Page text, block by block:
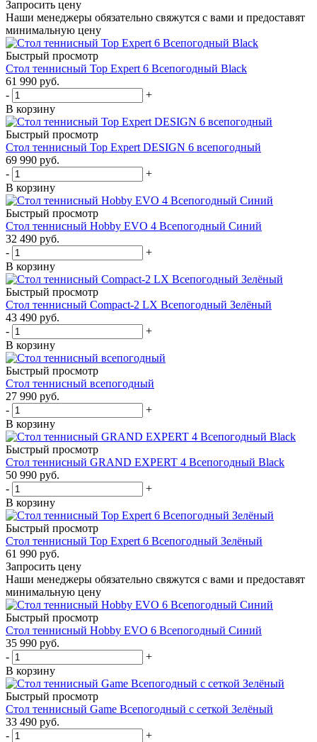
Запросить цену
Наши менеджеры обязательно свяжутся с вами и предоставят
минимальную цену
Быстрый просмотр
Стол теннисный Top Expert 6 Всепогодный Black
61 990 руб.
-
+
В корзину
Быстрый просмотр
Стол теннисный Top Expert DESIGN 6 всепогодный
69 990 руб.
-
+
В корзину
Быстрый просмотр
Стол теннисный Hobby EVO 4 Всепогодный Синий
32 490 руб.
-
+
В корзину
Быстрый просмотр
Стол теннисный Compact-2 LX Всепогодный Зелёный
43 490 руб.
-
+
В корзину
Быстрый просмотр
Стол теннисный всепогодный
27 990 руб.
-
+
В корзину
Быстрый просмотр
Стол теннисный GRAND EXPERT 4 Всепогодный Black
50 990 руб.
-
+
В корзину
Быстрый просмотр
Стол теннисный Top Expert 6 Всепогодный Зелёный
61 990 руб.
Запросить цену
Наши менеджеры обязательно свяжутся с вами и предоставят
минимальную цену
Быстрый просмотр
Стол теннисный Hobby EVO 6 Всепогодный Синий
35 990 руб.
-
+
В корзину
Быстрый просмотр
Стол теннисный Game Всепогодный с сеткой Зелёный
33 490 руб.
-
+